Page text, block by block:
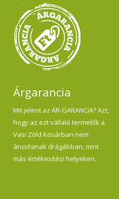
Árgarancia
Mit jelent az ÁR-GARANCIA? Azt,
hogy az ezt vállaló termelők a
Vasi Zöld Kosárban nem
árusítanak drágábban, mint
más értékesítési helyeken.